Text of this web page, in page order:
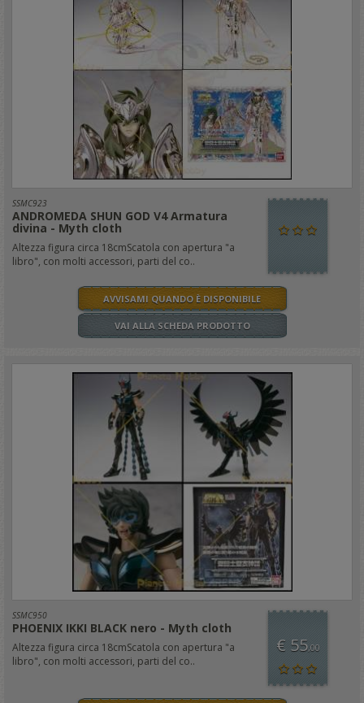
SSMC923
ANDROMEDA SHUN GOD V4 Armatura
divina - Myth cloth
Altezza figura circa 18cmScatola con apertura "a
libro", con molti accessori, parti del co..
AVVISAMI QUANDO È DISPONIBILE
VAI ALLA SCHEDA PRODOTTO
SSMC950
PHOENIX IKKI BLACK nero - Myth cloth
Altezza figura circa 18cmScatola con apertura "a
libro", con molti accessori, parti del co..
€ 55,00